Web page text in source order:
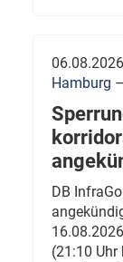
06.08.2026
Hamburg
DB
(21:10 Uhr